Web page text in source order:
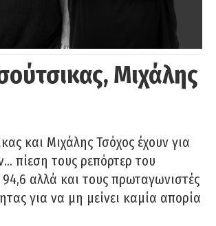
Μιχάλης
και Μιχάλης Τσόχος έχουν για
πίεση τους ρεπόρτερ του
αλλά και τους πρωταγωνιστές
για να μη μείνει καμία απορία